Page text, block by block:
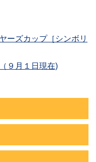
ーズカップ［シンボリ
９月１日現在)